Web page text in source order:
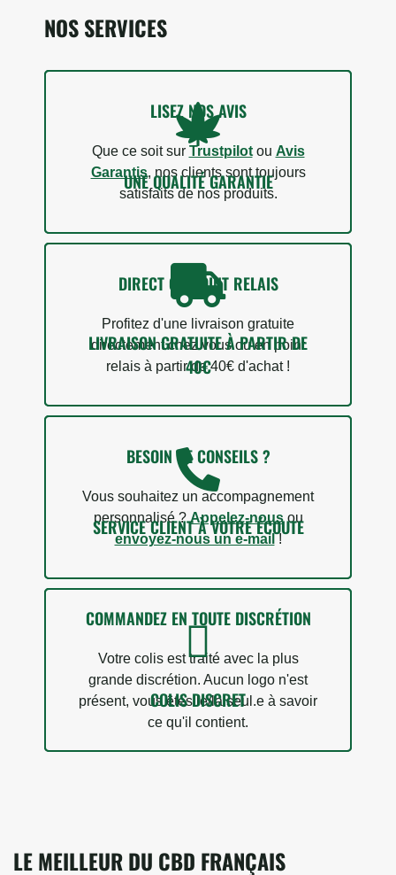
NOS SERVICES
UNE QUALITÉ GARANTIE
LISEZ NOS AVIS
Que ce soit sur Trustpilotou Avis
Garantis, nos clients sont toujours
satisfaits de nos produits.
LIVRAISON GRATUITE À PARTIR DE
40€
DIRECT OU POINT RELAIS
Profitez d'une livraison gratuite
directement chez vous ou en point
relais à partir de 40€ d'achat !
SERVICE CLIENT À VOTRE ÉCOUTE
BESOIN DE CONSEILS ?
Vous souhaitez un accompagnement
personnalisé ?Appelez-nousou
envoyez-nous un e-mail!
COLIS DISCRET
COMMANDEZ EN TOUTE DISCRÉTION
Votre colis est traité avec la plus
grande discrétion. Aucun logo n'est
présent, vous êtes le/la seul.e à savoir
ce qu'il contient.
LE MEILLEUR DU CBD FRANÇAIS